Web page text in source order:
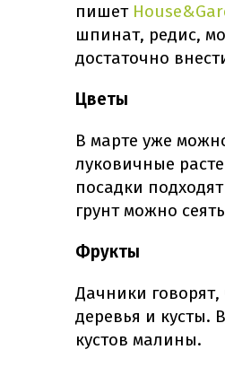
пишет
шпинат, редис,
достаточно
Цветы
В марте уже
луковичные
посадки
грунт можно
Фрукты
Дачники
деревья и кусты.
кустов малины.